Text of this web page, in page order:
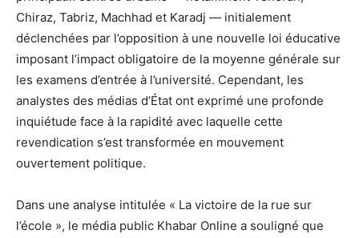
Chiraz, Tabriz, Machhad et Karadj — initialement
déclenchées par l’opposition à une nouvelle loi éducative
imposant l’impact obligatoire de la moyenne générale sur
les examens d’entrée à l’université. Cependant, les
analystes des médias d’État ont exprimé une profonde
inquiétude face à la rapidité avec laquelle cette
revendication s’est transformée en mouvement
ouvertement politique.
Dans une analyse intitulée « La victoire de la rue sur
l’école », le média public Khabar Online a souligné que